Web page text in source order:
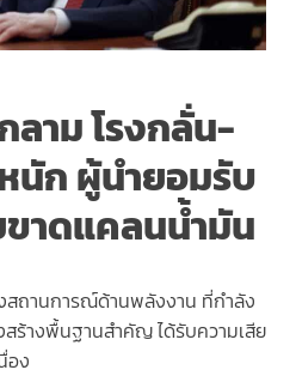
ลาม โรงกลั่น-
นัก ผู้นำยอมรับ
าดแคลนน้ำมัน
สถานการณ์ด้านพลังงาน ที่กำลัง
ร้างพื้นฐานสำคัญ ได้รับความเสีย
อง